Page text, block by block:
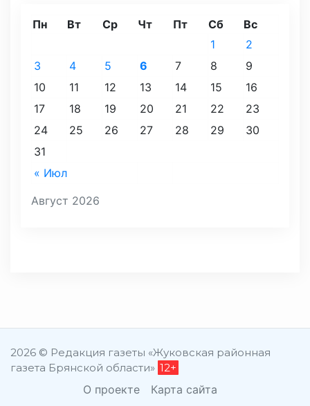
Август 2026
Пн Вт Ср Чт Пт Сб Вс
« Июл
1
2
3
4 5 6 7 8
9
10
11 12 13 14 15
16
17
18 19 20 21 22
23
24
25 26 27 28 29
30
31
2026 © Редакция газеты «Жуковская районная
газета Брянской области» 12+
О проекте Карта сайта